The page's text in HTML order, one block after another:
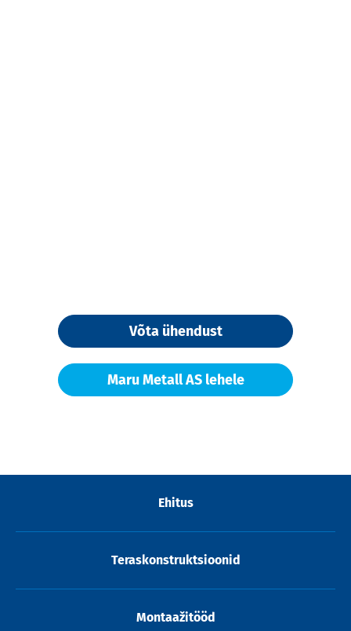
Võta ühendust
Maru Metall AS lehele
Ehitus
Teraskonstruktsioonid
Montaažitööd